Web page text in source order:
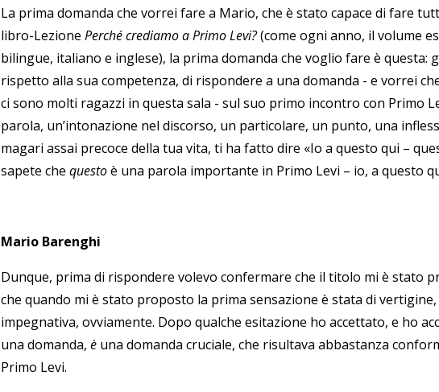
La prima domanda che vorrei fare a Mario, che è stato capace di fare
libro-Lezione Perché crediamo a Primo Levi?(come ogni anno, il volume
bilingue, italiano e inglese), la prima domanda che voglio fare è questa:
rispetto alla sua competenza, di rispondere a una domanda - e vorrei
ci sono molti ragazzi in questa sala - sul suo primo incontro con Primo
parola, un’intonazione nel discorso, un particolare, un punto, una
magari assai precoce della tua vita, ti ha fatto dire «Io a questo qui –
sapete che questoè una parola importante in Primo Levi – io, a questo
Mario Barenghi
Dunque, prima di rispondere volevo confermare che il titolo mi è stato
che quando mi è stato proposto la prima sensazione è stata di
impegnativa, ovviamente. Dopo qualche esitazione ho accettato, e ho
una domanda, è una domanda cruciale, che risultava abbastanza
Primo Levi.